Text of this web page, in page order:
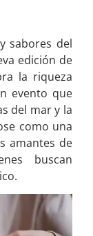
sabores del
edición de
la riqueza
evento que
del mar y la
como una
amantes de
buscan